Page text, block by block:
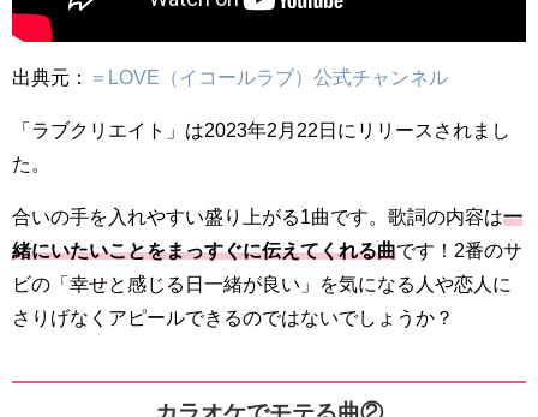
出典元： ＝LOVE（イコールラブ）公式チャンネル
「ラブクリエイト」は2023年2月22日にリリースされまし
た。
合いの手を入れやすい盛り上がる1曲です。歌詞の内容は一
緒にいたいことをまっすぐに伝えてくれる曲です！2番のサ
ビの「幸せと感じる日一緒が良い」を気になる人や恋人に
さりげなくアピールできるのではないでしょうか？